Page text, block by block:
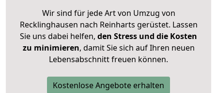
Wir sind für jede Art von Umzug von
Recklinghausen nach Reinharts gerüstet. Lassen
Sie uns dabei helfen, den Stress und die Kosten
zu minimieren, damit Sie sich auf Ihren neuen
Lebensabschnitt freuen können.
Kostenlose Angebote erhalten